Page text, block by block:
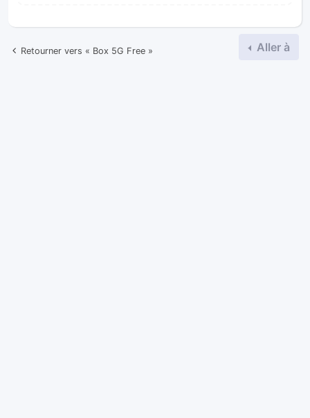
Retourner vers « Box 5G Free » Aller à